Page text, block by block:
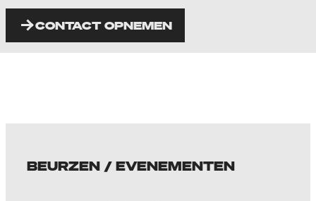
CONTACT OPNEMEN
BEURZEN / EVENEMENTEN